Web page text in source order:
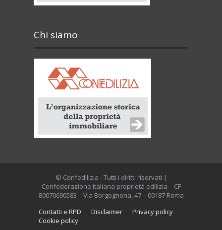
Chi siamo
© Confedilizia - Tutti i diritti riservati |
Confederazione italiana proprietà edilizia – CF
80070690583 – Via Borgognona, 47 – 00187 Roma
Contatti e RPD
Disclaimer
Privacy policy
Cookie policy